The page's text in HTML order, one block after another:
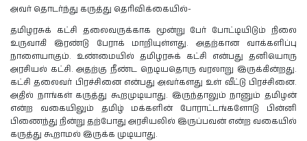
அவர் தொடர்ந்து கருத்து தெரிவிக்கையில்-
தமிழரசுக் கட்சி தலைவருக்காக மூன்று பேர் போட்டியிடும் நிலை
உருவாகி இரண்டு பேராக் மாறியுள்ளது. அதற்கான வாக்களிப்பு
நாளையாகும். உண்மையில் தமிழரசுக் கட்சி என்பது தனியொரு
அரசியல் கட்சி. அதற்கு நீண்ட நெடியதொரு வரலாறு இருக்கின்றது.
கட்சி தலைவர் பிரச்சினை என்பது அவர்களது உள் வீட்டு பிரச்சினை.
அதில் நாங்கள் கருத்து கூறமுடியாது. இருந்தாலும் நானும் தமிழன்
என்ற வகையிலும் தமிழ் மக்களின் போராட்டங்களோடு பின்னி
பிணைந்து நின்று தற்போது அரசியலில் இருப்பவன் என்ற வகையில்
கருத்து கூறாமல் இருக்க முடியாது.